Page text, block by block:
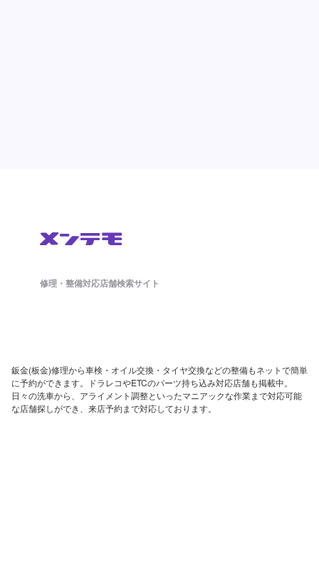
修理・整備対応店舗検索サイト
鈑金(板金)修理から車検・オイル交換・タイヤ交換などの整備もネットで簡単
に予約ができます。ドラレコやETCのパーツ持ち込み対応店舗も掲載中。
日々の洗車から、アライメント調整といったマニアックな作業まで対応可能
な店舗探しができ、来店予約まで対応しております。